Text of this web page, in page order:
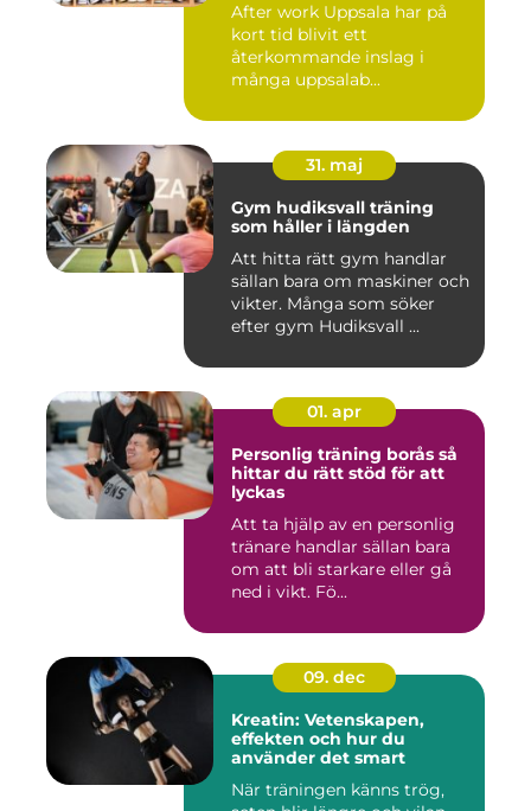
After work Uppsala har på
kort tid blivit ett
återkommande inslag i
många uppsalab...
31. maj
Gym hudiksvall träning
som håller i längden
Att hitta rätt gym handlar
sällan bara om maskiner och
vikter. Många som söker
efter gym Hudiksvall ...
01. apr
Personlig träning borås så
hittar du rätt stöd för att
lyckas
Att ta hjälp av en personlig
tränare handlar sällan bara
om att bli starkare eller gå
ned i vikt. Fö...
09. dec
Kreatin: Vetenskapen,
effekten och hur du
använder det smart
När träningen känns trög,